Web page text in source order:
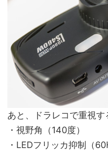
あと、ドラレコで重視す
・視野角（140度）
・LEDフリッカ抑制（